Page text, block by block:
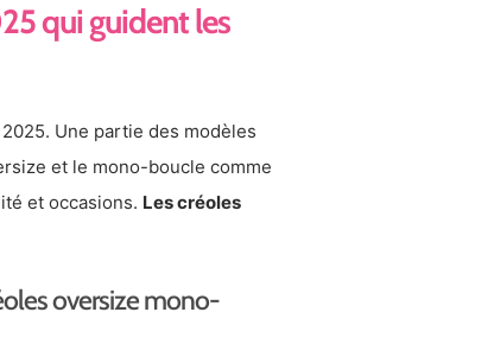
qui guident les
Une partie des modèles
et le mono-boucle comme
et occasions. Les créoles
oversize mono-